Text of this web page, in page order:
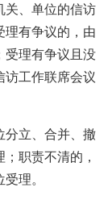
、单位的信访
理有争议的，由
受理有争议且没
访工作联席会议
分立、合并、撤
职责不清的，
理。